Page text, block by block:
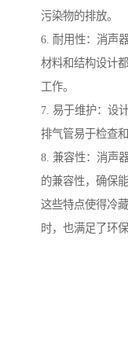
污染物的排放。
6. 耐用性：消声
材料和结构设计
工作。
7. 易于维护：设
排气管易于检查
8. 兼容性：消声
的兼容性，确保
这些特点使得冷
时，也满足了环